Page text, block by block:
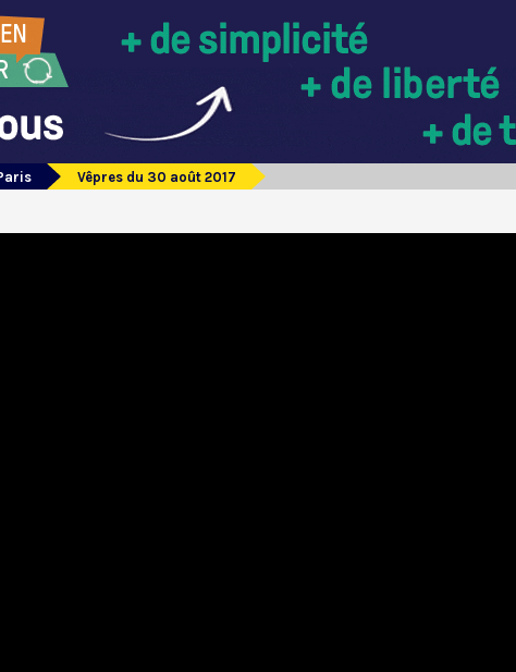
Vêpres du 30 août 2017